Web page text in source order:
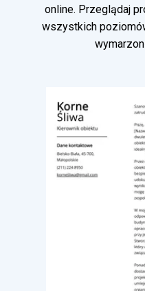
online. Przeglądaj
wszystkich